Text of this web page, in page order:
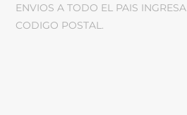
ENVIOS A TODO EL PAIS
CODIGO POSTAL.